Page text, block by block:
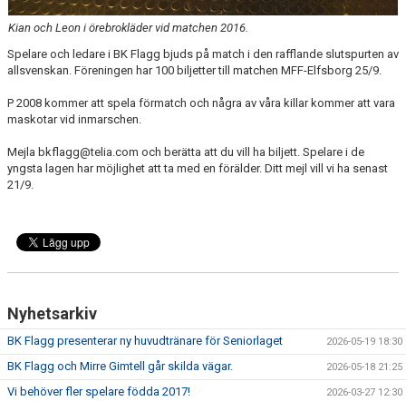
Kian och Leon i örebrokläder vid matchen 2016.
Spelare och ledare i BK Flagg bjuds på match i den rafflande slutspurten av
allsvenskan. Föreningen har 100 biljetter till matchen MFF-Elfsborg 25/9.
P 2008 kommer att spela förmatch och några av våra killar kommer att vara
maskotar vid inmarschen.
Mejla bkflagg@telia.com och berätta att du vill ha biljett. Spelare i de
yngsta lagen har möjlighet att ta med en förälder. Ditt mejl vill vi ha senast
21/9.
Nyhetsarkiv
BK Flagg presenterar ny huvudtränare för Seniorlaget 2026-05-19 18:30
BK Flagg och Mirre Gimtell går skilda vägar. 2026-05-18 21:25
Vi behöver fler spelare födda 2017! 2026-03-27 12:30